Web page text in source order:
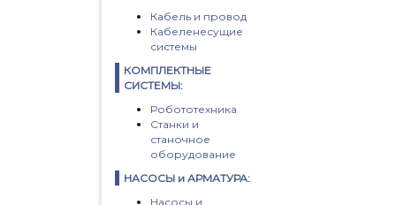
Кабель и провод
Кабеленесущие
системы
КОМПЛЕКТНЫЕ
СИСТЕМЫ:
Робототехника
Станки и
станочное
оборудование
НАСОСЫ и АРМАТУРА:
Насосы и